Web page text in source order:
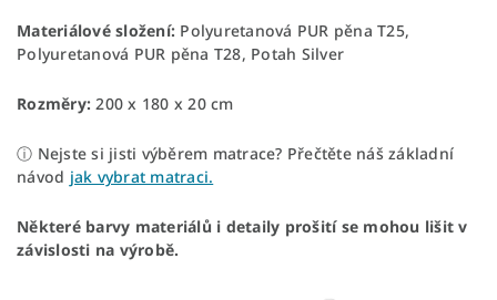
Materiálové složení: Polyuretanová PUR pěna T25,
Polyuretanová PUR pěna T28, Potah Silver
Rozměry: 200 x 180 x 20 cm
ⓘ Nejste si jisti výběrem matrace? Přečtěte náš základní
návod jak vybrat matraci.
Některé barvy materiálů i detaily prošití se mohou lišit v
závislosti na výrobě.